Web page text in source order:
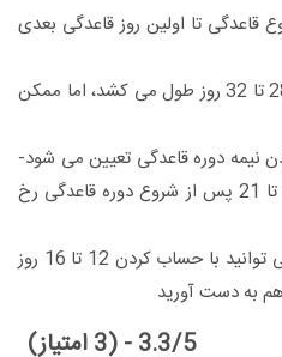
قاعدگی تا اولین روز قاعدگی بعدی
یک دوره قاعدگی به طور معمول 28 تا 32 روز طول می کشد، اما ممکن
نیمه دوره قاعدگی تعیین می شود-
تخمک گذاری معمولا بین روز 11 تا 21 پس از شروع دوره قاعدگی رخ
زمان تخمک گذاری را همچنین می توانید با حساب کردن 12 تا 16 روز
به دست آورید
3.3/5 - (3 امتیاز)